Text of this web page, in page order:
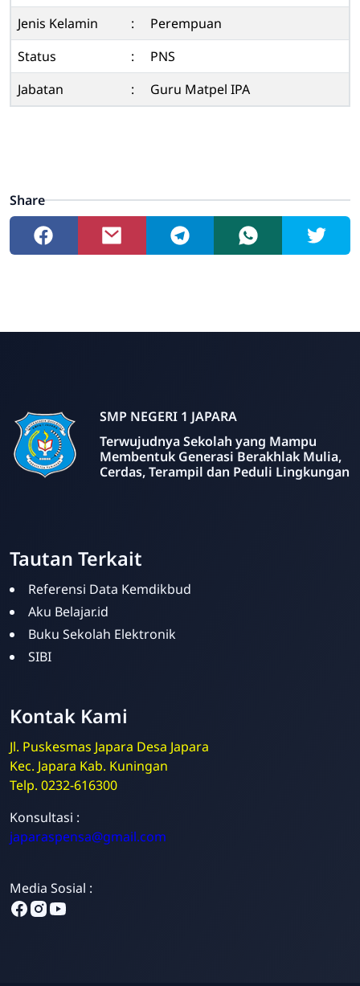
Jenis Kelamin
:
Perempuan
Status
:
PNS
Jabatan
: Guru Matpel IPA
Share
SMP NEGERI 1 JAPARA
Terwujudnya Sekolah yang Mampu
Membentuk Generasi Berakhlak Mulia,
Cerdas, Terampil dan Peduli Lingkungan
Tautan Terkait
Referensi Data Kemdikbud
Aku Belajar.id
Buku Sekolah Elektronik
SIBI
Kontak Kami
Jl. Puskesmas Japara Desa Japara
Kec. Japara Kab. Kuningan
Telp. 0232-616300
Konsultasi :
japaraspensa@gmail.com
Media Sosial :